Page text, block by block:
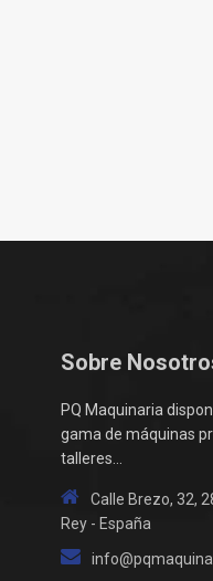
Sobre
PQ Maquinaria
gama de máquinas
talleres...
Calle Brezo, 32,
Rey - España